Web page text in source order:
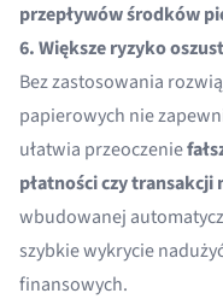
przepływów środków
6. Większe ryzyko
Bez zastosowania
papierowych nie
ułatwia przeoczenie
płatności czy
wbudowanej
szybkie wykrycie
finansowych.